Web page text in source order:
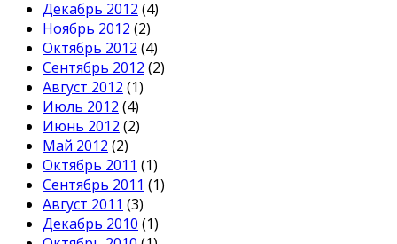
Декабрь 2012 (4)
Ноябрь 2012 (2)
Октябрь 2012 (4)
Сентябрь 2012 (2)
Август 2012 (1)
Июль 2012 (4)
Июнь 2012 (2)
Май 2012 (2)
Октябрь 2011 (1)
Сентябрь 2011 (1)
Август 2011 (3)
Декабрь 2010 (1)